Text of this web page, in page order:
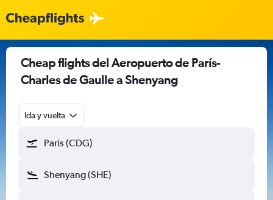
Cheap flights del Aeropuerto de París-
Charles de Gaulle a Shenyang
Ida y vuelta
París (CDG)
Shenyang (SHE)